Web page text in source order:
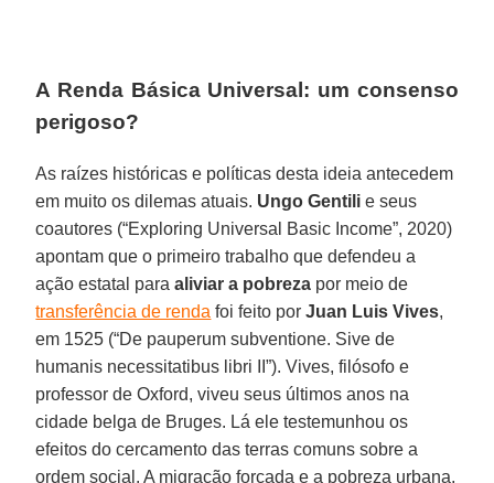
A Renda Básica Universal: um consenso
perigoso?
As raízes históricas e políticas desta ideia antecedem
em muito os dilemas atuais. Ungo Gentili e seus
coautores (“Exploring Universal Basic Income”, 2020)
apontam que o primeiro trabalho que defendeu a
ação estatal paraaliviar a pobreza por meio de
transferência de renda foi feito porJuan Luis Vives,
em 1525 (“De pauperum subventione. Sive de
humanis necessitatibus libri II”). Vives, filósofo e
professor de Oxford, viveu seus últimos anos na
cidade belga de Bruges. Lá ele testemunhou os
efeitos do cercamento das terras comuns sobre a
ordem social. A migração forçada e a pobreza urbana,